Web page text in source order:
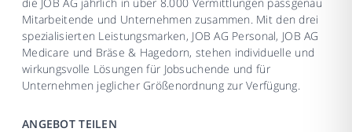
Mitarbeitende und Unternehmen zusammen. Mit den drei
spezialisierten Leistungsmarken, JOB AG Personal, JOB AG
Medicare und Bräse & Hagedorn, stehen individuelle und
wirkungsvolle Lösungen für Jobsuchende und für
Unternehmen jeglicher Größenordnung zur Verfügung.
ANGEBOT TEILEN